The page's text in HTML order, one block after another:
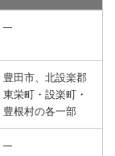
豊田市、北設楽郡
東栄町・設楽町・
豊根村の各一部